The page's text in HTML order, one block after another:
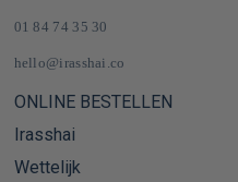
01 84 74 35 30
hello@irasshai.co
ONLINE BESTELLEN
Centre d'aide & FAQ
Livraison et frais de port en France
Irasshai
Schema's
Wettelijk